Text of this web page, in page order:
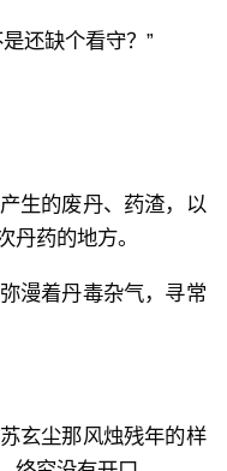
还缺个看守？”
生的废丹、药渣，以
丹药的地方。
漫着丹毒杂气，寻常
玄尘那风烛残年的样